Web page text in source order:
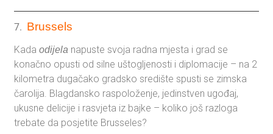
7. Brussels
Kadaodijela napuste svoja radna mjesta i grad se
konačno opusti od silne uštogljenosti i diplomacije – na 2
kilometra dugačako gradsko središte spusti se zimska
čarolija. Blagdansko raspoloženje, jedinstven ugođaj,
ukusne delicije i rasvjeta iz bajke – koliko još razloga
trebate da posjetite Brusseles?